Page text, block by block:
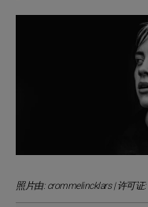
照片由: crommelincklars | 许可证: